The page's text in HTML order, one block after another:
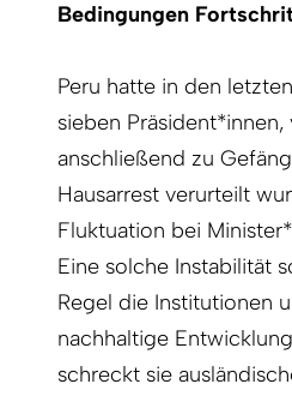
Bedingungen
Peru hatte in den
sieben
anschließend zu
Hausarrest verurteilt
Fluktuation bei
Eine solche Instabilität
Regel die Institutionen
nachhaltige
schreckt sie